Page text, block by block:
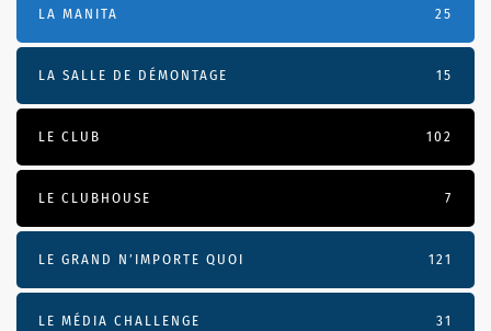
LA MANITA 25
LA SALLE DE DÉMONTAGE 15
LE CLUB 102
LE CLUBHOUSE 7
LE GRAND N’IMPORTE QUOI 121
LE MÉDIA CHALLENGE 31